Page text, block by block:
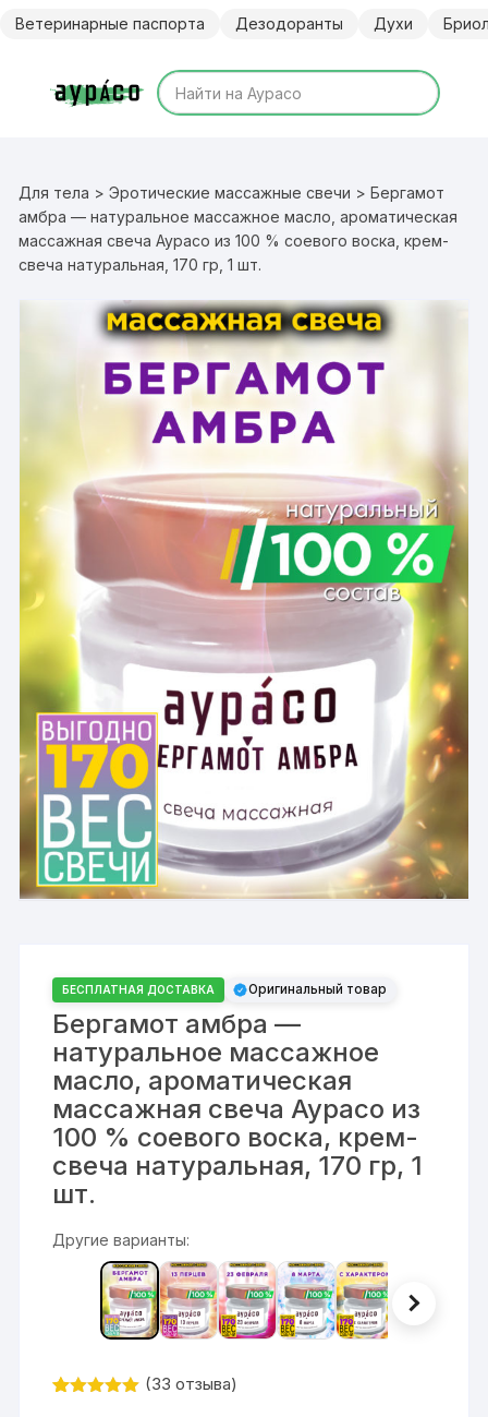
Ветеринарные паспорта Дезодоранты Духи
Для тела >Эротические массажные свечи > Бергамот
амбра — натуральное массажное масло, ароматическая
массажная свеча Аурасо из 100 % соевого воска, крем-
свеча натуральная, 170 гр, 1 шт.
БЕСПЛАТНАЯ ДОСТАВКА Оригинальный товар
Бергамот амбра —
натуральное массажное
масло, ароматическая
массажная свеча Аурасо из
100 % соевого воска, крем-
свеча натуральная, 170 гр, 1
шт.
Другие варианты:
(33 отзыва)